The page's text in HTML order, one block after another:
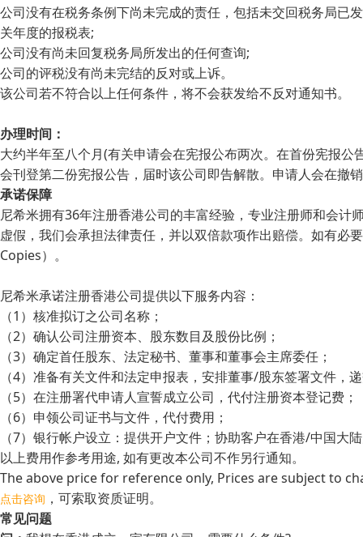
公司没有在税务条例下尚未完成的责任，包括未交回税务局已
关年度的报税表;
公司没有尚未回复税务局所发出的任何查询;
公司的评税没有尚未完结的反对或上诉。
该公司若不符合以上任何条件，将不会获发给不反对通知书。
办理时间：
大约半年至八个月(有关申请会在宪报公布两次。在首份宪报
会刊登第二份宪报公告，届时该公司即告解散。申请人会在撤
承诺保障
尼希米拥有36年注册香港公司的丰富经验，专业注册师和会
虚假，我们会承担法律责任，并以双倍款项作出赔偿。如有
Copies）。
尼希米承诺注册香港公司提供以下服务内容：
（1）核准拟订之公司名称；
（2）确认公司注册资本、股东数目及股份比例；
（3）确定首任股东、法定秘书、董事和董事会主席委任；
（4）准备有关文件和法定申报表，安排董事/股东签署文件，
（5）在注册署代申请人宣誓成立公司，代付注册资本登记费；
（6）申领公司证书与文件，代付费用；
（7）银行帐户设立：提供开户文件；协助客户在香港/中国大
以上费用作参考用途, 如有更改本公司不作另行通知。
The above price for reference only, Prices are subject to
点击咨询 ，可索取资质证明。
常见问题